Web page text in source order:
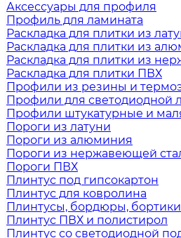
Аксессуары для профиля
Профиль для ламината
Раскладка для плитки из
Раскладка для плитки из
Раскладка для плитки из
Раскладка для плитки ПВХ
Профили из резины и
Профили для светодиодной
Профили штукатурные и
Пороги из латуни
Пороги из алюминия
Пороги из нержавеющей
Пороги ПВХ
Плинтус под гипсокартон
Плинтус для ковролина
Плинтусы, бордюры, бортики
Плинтус ПВХ и полистирол
Плинтус со светодиодной